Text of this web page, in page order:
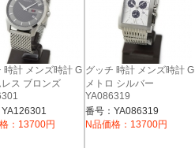
時計 メンズ時計 G
ス ブロンズ
：13700円
グッチ 時計 メンズ時計 G
メトロ シルバー
YA086319
番号：YA086319
N品価格：13700円